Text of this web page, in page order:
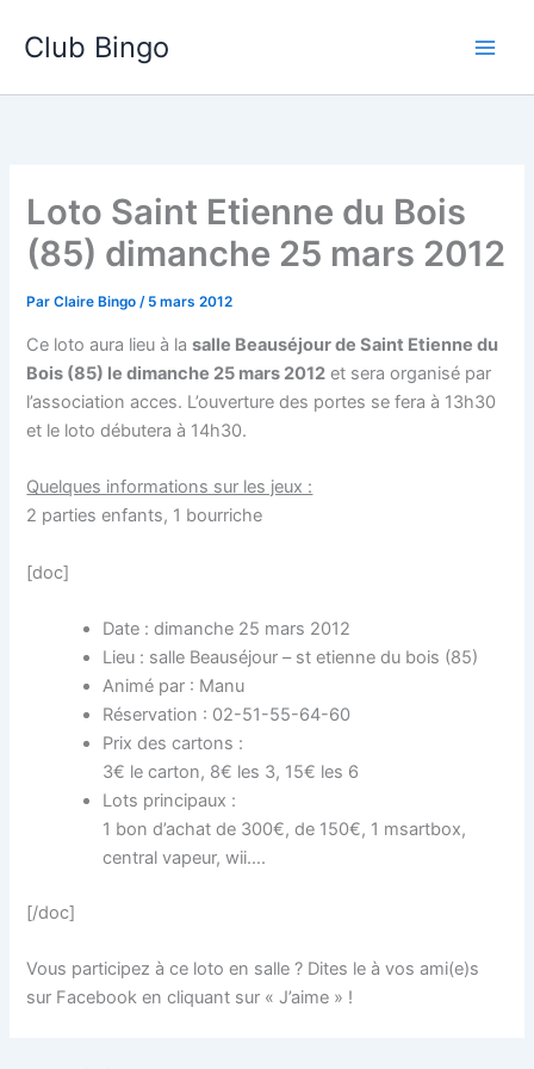
Club Bingo
Loto Saint Etienne du Bois
(85) dimanche 25 mars 2012
ParClaire Bingo/ 5 mars 2012
Ce loto aura lieu à lasalle Beauséjour de Saint Etienne du
Bois (85) le dimanche 25 mars 2012 et sera organisé par
l’association acces. L’ouverture des portes se fera à 13h30
et le loto débutera à 14h30.
Quelques informations sur les jeux :
2 parties enfants, 1 bourriche
[doc]
Date : dimanche 25 mars 2012
Lieu : salle Beauséjour – st etienne du bois (85)
Animé par : Manu
Réservation : 02-51-55-64-60
Prix des cartons :
3€ le carton, 8€ les 3, 15€ les 6
Lots principaux :
1 bon d’achat de 300€, de 150€, 1 msartbox,
central vapeur, wii….
[/doc]
Vous participez à ce loto en salle ? Dites le à vos ami(e)s
sur Facebook en cliquant sur « J’aime » !